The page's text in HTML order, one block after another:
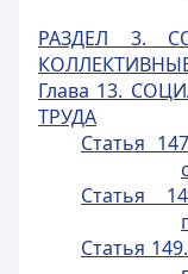
РАЗДЕЛ 3.
Глава 13.
ТРУДА
Статья
Статья
Статья